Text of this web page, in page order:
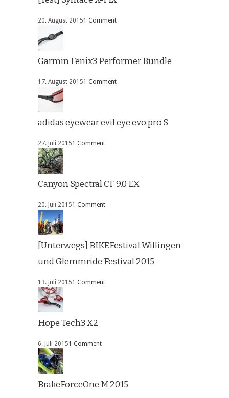
20. August 20151 Comment
Garmin Fenix3 Performer Bundle
17. August 20151 Comment
adidas eyewear evil eye evo pro S
27. Juli 20151 Comment
Canyon Spectral CF 9.0 EX
20. Juli 20151 Comment
[Unterwegs] BIKEFestival Willingen
und Glemmride Festival 2015
13. Juli 20151 Comment
Hope Tech3 X2
6. Juli 20151 Comment
BrakeForceOne M 2015